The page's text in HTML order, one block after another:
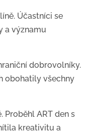
Účastníci se
a významu
dobrovolníky.
obohatily všechny
Proběhl ART den s
kreativitu a